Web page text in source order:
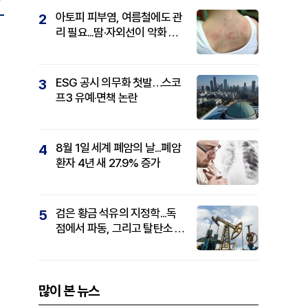
2
아토피 피부염, 여름철에도 관
리 필요...땀·자외선이 악화 요
3
ESG 공시 의무화 첫발…스코
프3 유예·면책 논란
4
8월 1일 세계 폐암의 날...폐암
환자 4년 새 27.9% 증가
5
검은 황금 석유의 지정학...독
점에서 파동, 그리고 탈탄소 패
많이 본 뉴스